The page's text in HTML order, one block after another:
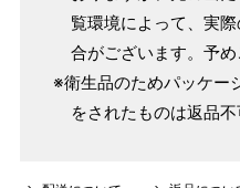
覧環境によって、実
合がございます。予め
※衛生品のためパッケー
をされたものは返品不